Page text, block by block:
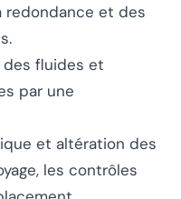
redondance et des
fluides et
par une
et altération des
les contrôles